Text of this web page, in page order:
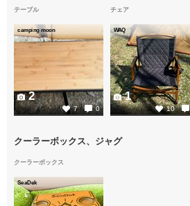
テーブル
camping moon
7 0
2
チェア
WAQ
10
1
クーラーボックス、ジャグ
クーラーボックス
SeaDek